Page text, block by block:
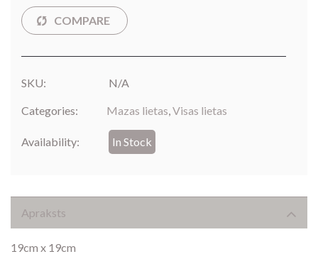
SKU: N/A
Categories: Mazas lietas,Visas lietas
Availability: In Stock
Apraksts
19cm x 19cm